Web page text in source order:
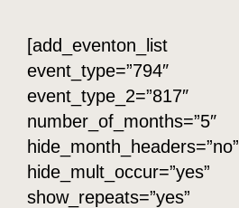
[add_eventon_list
event_type=”794″
event_type_2=”817″
number_of_months=”5″
hide_month_headers=”no”
hide_mult_occur=”yes”
show_repeats=”yes”